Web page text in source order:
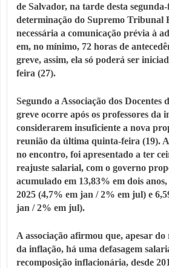
de Salvador, na tarde desta
determinação do Supremo Tribunal
necessária a comunicação prévia à
em, no mínimo, 72 horas de
greve, assim, ela só poderá ser
feira (27).
Segundo a Associação dos Docentes
greve ocorre após os professores da
considerarem insuficiente a nova
reunião da última quinta-feira (19).
no encontro, foi apresentado a ter
reajuste salarial, com o governo
acumulado em 13,83% em dois
2025 (4,7% em jan / 2% em jul) e
jan / 2% em jul).
A associação afirmou que, apesar
da inflação, há uma defasagem
recomposição inflacionária, desde